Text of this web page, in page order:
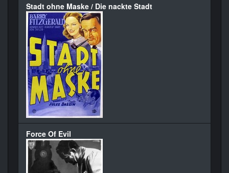
Stadt ohne Maske / Die nackte Stadt
Force Of Evil